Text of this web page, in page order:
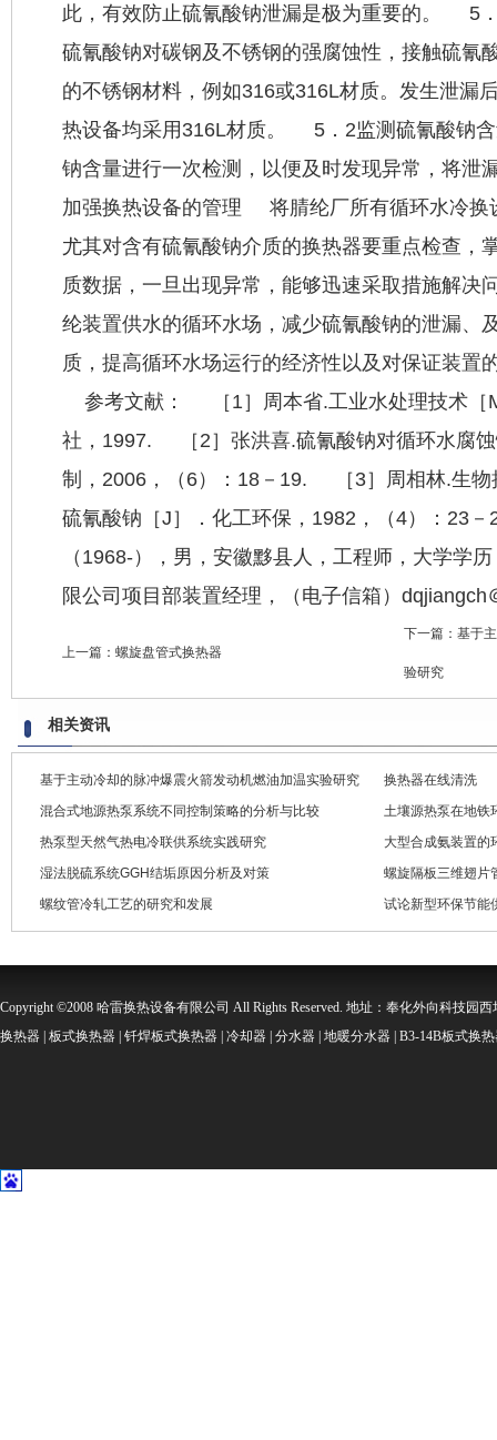
此，有效防止硫氰酸钠泄漏是极为重要的。 5
硫氰酸钠对碳钢及不锈钢的强腐蚀性，接触硫氰
的不锈钢材料，例如316或316L材质。发生泄漏
热设备均采用316L材质。 5．2监测硫氰酸钠
钠含量进行一次检测，以便及时发现异常，将
加强换热设备的管理 将腈纶厂所有循环水冷换
尤其对含有硫氰酸钠介质的换热器要重点检查，
质数据，一旦出现异常，能够迅速采取措施解
纶装置供水的循环水场，减少硫氰酸钠的泄漏、
质，提高循环水场运行的经济性以及对保证装置
参考文献： ［1］周本省.工业水处理技术［
社，1997. ［2］张洪喜.硫氰酸钠对循环水腐
制，2006，（6）：18－19. ［3］周相林.生物
硫氰酸钠［J］．化工环保，1982，（4）：23
（1968-），男，安徽黟县人，工程师，大学学
限公司项目部装置经理，（电子信箱）dqjiangch
上一篇： 螺旋盘管式换热器
下一篇： 基于
验研究
相关资讯
基于主动冷却的脉冲爆震火箭发动机燃油加温实验研究
换热器在线清洗
混合式地源热泵系统不同控制策略的分析与比较
土壤源热泵在地铁
热泵型天然气热电冷联供系统实践研究
大型合成氨装置的
湿法脱硫系统GGH结垢原因分析及对策
螺旋隔板三维翅片
螺纹管冷轧工艺的研究和发展
试论新型环保节能
Copyright ©2008 哈雷换热设备有限公司 All Rights Reserved. 地址：奉化外向科技园
换热器 | 板式换热器 | 钎焊板式换热器 | 冷却器 | 分水器 | 地暖分水器 | B3-14B板式换